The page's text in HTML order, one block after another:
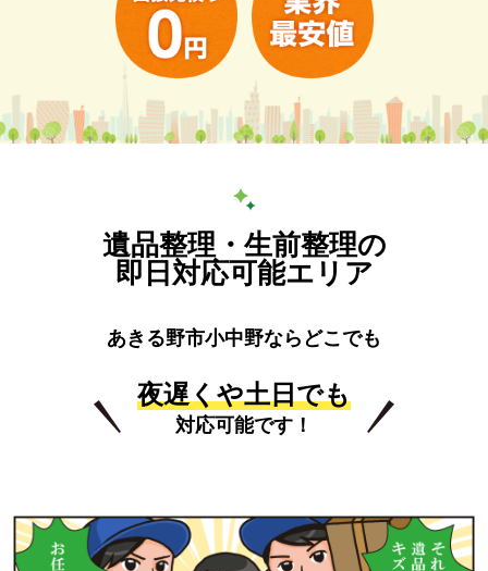
遺品整理・生前整理の
即日対応可能エリア
あきる野市小中野ならどこでも
夜遅くや土日でも
対応可能です！